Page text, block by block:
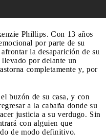
Phillips. Con 13 años
por parte de su
la desaparición de su
por delante un
completamente y, por
buzón de su casa, y con
a la cabaña donde su
justicia a su verdugo. Sin
con alguien que
de modo definitivo.